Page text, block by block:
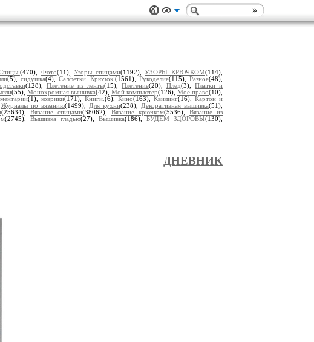
(470), Фото(11),Узоры спицами(1192),УЗОРЫ КРЮЧКОМ(114),
(5), сидушка(4), Салфетки. Крючок.(1561),Рукоделие(115),Разное(48),
(128), Плетение из ленты(15), Плетение(20), Плед(3),Платки и
(55), Монохромная вышивка(42), Мой компьютер(126), Мое право(10),
(1), коврики(171), Книги. (6), Кино(163), Квилинг(16), Картон и
Журналы по вязанию(1499), Для кухни(238), Декоративная вышивка(51),
(25634), Вязание спицами(38062), Вязание крючком(5536),Вязание из
(2745), Вышивка гладью(27), Вышивка(186),БУДЕМ ЗДОРОВЫ(130),
ДНЕВНИК